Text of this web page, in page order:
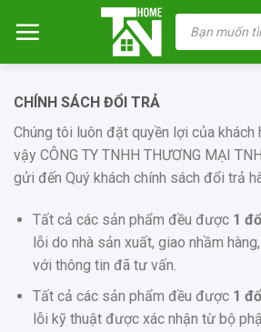
đến
Tìm
kiếm
phẩm
CHÍNH SÁCH ĐỔI TRẢ
Chúng tôi luôn đặt quyền lợi của khách
vậy CÔNG TY TNHH THƯƠNG MẠI
gửi đến Quý khách chính sách đổi trả
Tất cả các sản phẩm đều được 1
lỗi do nhà sản xuất, giao nhầm
với thông tin đã tư vấn.
Tất cả các sản phẩm đều được 1
lỗi kỹ thuật được xác nhận từ bộ